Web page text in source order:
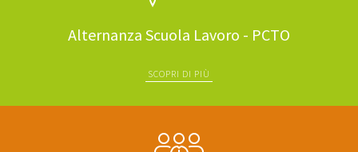
Alternanza Scuola Lavoro - PCTO
SCOPRI DI PIÙ